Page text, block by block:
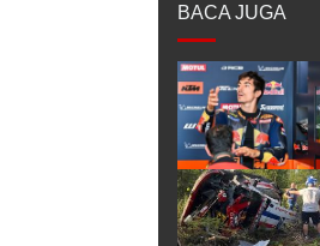
BACA JUGA